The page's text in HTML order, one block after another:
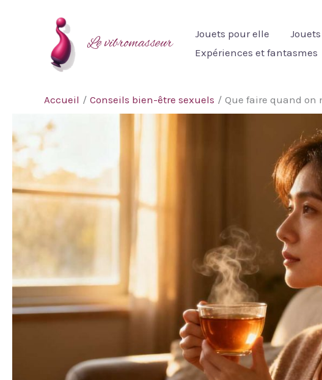
Le vibromasseur Jouets pour elle
Expériences et fantasmes
Accueil Conseils bien-être sexuels Que faire quand on